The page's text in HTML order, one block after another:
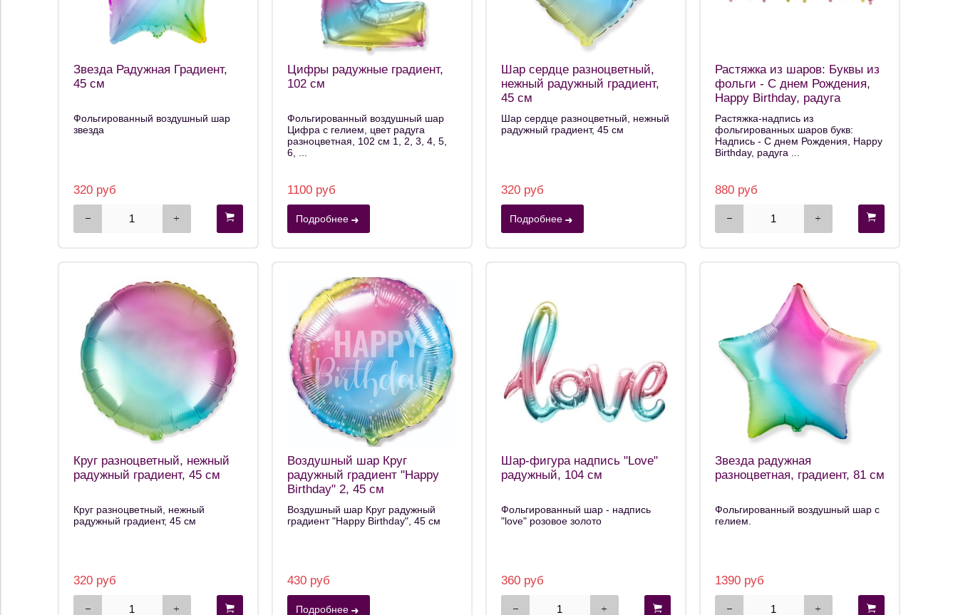
Звезда Радужная Градиент,
45 см
Фольгированный воздушный шар
звезда
320 руб
Цифры радужные градиент,
102 см
Фольгированный воздушный шар
Цифра с гелием, цвет радуга
разноцветная, 102 см 1, 2, 3, 4, 5,
6, ...
1100 руб
Подробнее
Шар сердце разноцветный,
нежный радужный градиент,
45 см
Шар сердце разноцветный, нежный
радужный градиент, 45 см
320 руб
Подробнее
Растяжка из шаров: Буквы из
фольги - С днем Рождения,
Happy Birthday, радуга
разноцветная, градиент
Растяжка-надпись из
фольгированных шаров букв:
Надпись - С днем Рождения, Happy
Birthday, радуга ...
880 руб
Круг разноцветный, нежный
радужный градиент, 45 см
Круг разноцветный, нежный
радужный градиент, 45 см
320 руб
Воздушный шар Круг
радужный градиент "Happy
Birthday" 2, 45 см
Воздушный шар Круг радужный
градиент "Happy Birthday", 45 см
430 руб
Подробнее
Шар-фигура надпись "Love"
радужный, 104 см
Фольгированный шар - надпись
"love" розовое золото
360 руб
Звезда радужная
разноцветная, градиент, 81 см
Фольгированный воздушный шар с
гелием.
1390 руб